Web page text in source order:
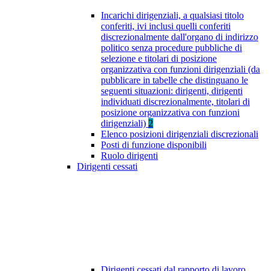
Incarichi dirigenziali, a qualsiasi titolo
conferiti, ivi inclusi quelli conferiti
discrezionalmente dall'organo di indirizzo
politico senza procedure pubbliche di
selezione e titolari di posizione
organizzativa con funzioni dirigenziali (da
pubblicare in tabelle che distinguano le
seguenti situazioni: dirigenti, dirigenti
individuati discrezionalmente, titolari di
posizione organizzativa con funzioni
dirigenziali) 2
Elenco posizioni dirigenziali discrezionali
Posti di funzione disponibili
Ruolo dirigenti
Dirigenti cessati